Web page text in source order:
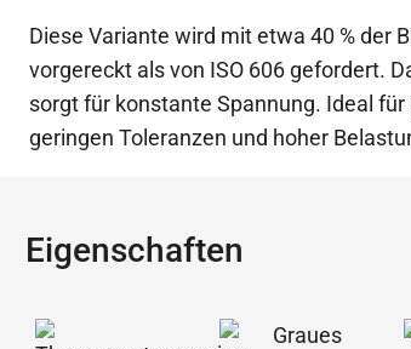
Diese Variante wird mit etwa 40 % der
vorgereckt als von ISO 606 gefordert.
sorgt für konstante Spannung. Ideal
geringen Toleranzen und hoher
Eigenschaften